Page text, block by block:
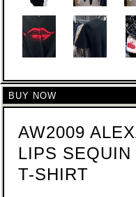
BUY NOW
AW2009
LIPS
T-SHIRT